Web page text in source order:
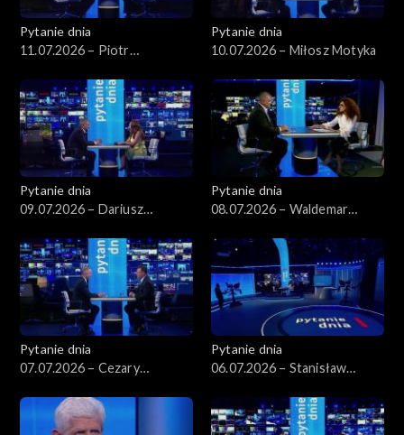
Pytanie dnia
11.07.2026 – Piotr
Pytanie dnia
10.07.2026 – Miłosz Motyka
Pytanie dnia
09.07.2026 – Dariusz
Pytanie dnia
08.07.2026 – Waldemar
Pytanie dnia
07.07.2026 – Cezary
Pytanie dnia
06.07.2026 – Stanisław